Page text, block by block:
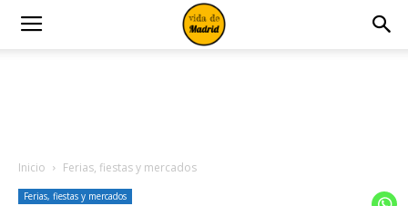
Inicio Ferias, fiestas y mercados
Ferias, fiestas y mercados